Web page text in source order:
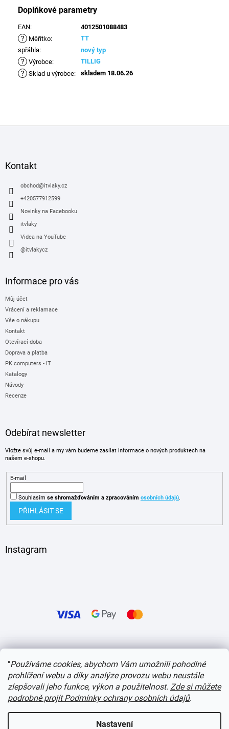
"Používáme cookies, abychom Vám umožnili pohodlné
prohlížení webu a díky analýze provozu webu neustále
zlepšovali jeho funkce, výkon a použitelnost. Zde si můžete
podrobně projít Podmínky ochrany osobních údajů.
Nastavení
Doplňkové parametry
EAN: 4012501088483
? Měřítko:
TT
spřáhla: nový typ
? Výrobce: TILLIG
? Sklad u výrobce: skladem 18.06.26
Kontakt
obchod@itvlaky.cz
+420577912599
Novinky na Facebooku
itvlaky
Videa na YouTube
@itvlakycz
Informace pro vás
Můj účet
Vrácení a reklamace
Vše o nákupu
Kontakt
Otevírací doba
Doprava a platba
PK computers - IT
Katalogy
Návody
Recenze
Odebírat newsletter
Vložte svůj e-mail a my vám budeme zasílat informace o nových produktech na
našem e-shopu.
E-mail
Souhlasím se shromažďováním a zpracováním osobních údajů.
PŘIHLÁSIT SE
Instagram
Copyright 2026 itvlaky.cz . Všechna práva vyhrazena. Upravit nastavení cookies